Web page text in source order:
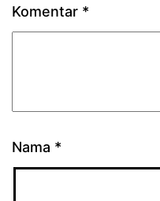
Komentar *
Nama *